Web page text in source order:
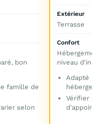
bon
famille de
selon
Extérieur
Terrasse
Confort
niveau
Adapté
Vérifier si
d'appoint.